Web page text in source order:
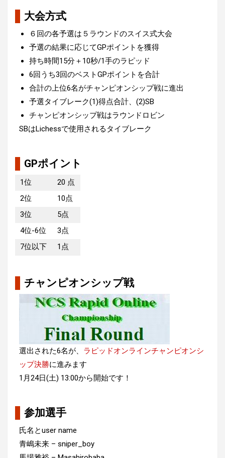
大会方式
６回の各予選は５ラウンドのスイス式大会
予選の結果に応じてGPポイントを獲得
持ち時間15分＋10秒/1手のラピッド
6回うち3回のベストGPポイントを合計
合計の上位6名がチャンピオンシップ戦に進出
予選タイブレーク(1)得点合計、(2)SB
チャンピオンシップ戦はラウンドロビン
SBはLichessで使用されるタイブレーク
GPポイント
1位
20 点
2位
10点
3位
5点
4位-6位
3点
7位以下
1点
チャンピオンシップ戦
選出された6名が、 ラピッドオンラインチャンピオンシ
ップ決勝に進みます
1月24日(土) 13:00から開始です！
参加選手
氏名とuser name
青嶋未来 – sniper_boy